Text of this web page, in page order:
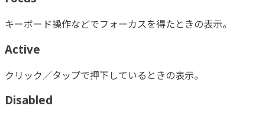
キーボード操作などでフォーカスを得たときの表示。
Active
クリック／タップで押下しているときの表示。
Disabled